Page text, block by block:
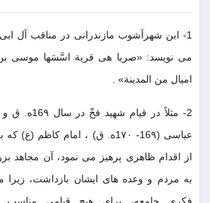
مى نويسد: «صريا هى قرية اسَّسَها موسى
اميال من المدينة» .
2- مثلاً در
عباسى (16٩- 1٧٠ه. ق) ، امام كاظم
از اقدام ظاهرى پرهيز مى نمود، آن مجاهد
به مردم و وعده هاى ايشان بازداشت،